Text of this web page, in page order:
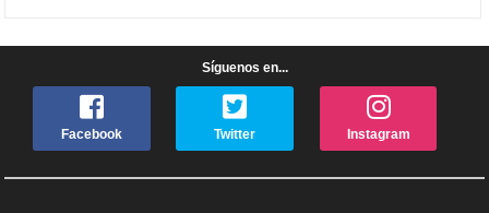
Síguenos en...
Facebook Twitter Instagram